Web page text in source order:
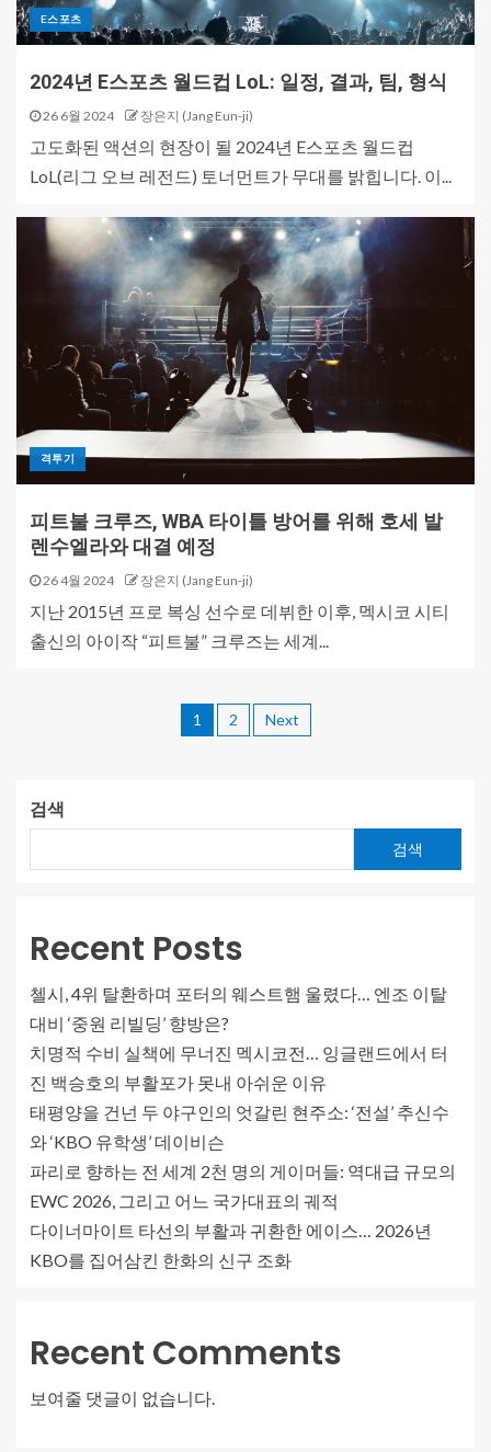
E스포츠
2024년 E스포츠 월드컵 LoL: 일정, 결과, 팀, 형식
26 6월 2024 장은지 (Jang Eun-ji)
고도화된 액션의 현장이 될 2024년 E스포츠 월드컵
LoL(리그 오브 레전드) 토너먼트가 무대를 밝힙니다. 이...
격투기
피트불 크루즈, WBA 타이틀 방어를 위해 호세 발
렌수엘라와 대결 예정
26 4월 2024 장은지 (Jang Eun-ji)
지난 2015년 프로 복싱 선수로 데뷔한 이후, 멕시코 시티
출신의 아이작 “피트불” 크루즈는 세계...
1 2 Next
검색
검색
Recent Posts
첼시, 4위 탈환하며 포터의 웨스트햄 울렸다… 엔조 이탈
대비 ‘중원 리빌딩’ 향방은?
치명적 수비 실책에 무너진 멕시코전… 잉글랜드에서 터
진 백승호의 부활포가 못내 아쉬운 이유
태평양을 건넌 두 야구인의 엇갈린 현주소: ‘전설’ 추신수
와 ‘KBO 유학생’ 데이비슨
파리로 향하는 전 세계 2천 명의 게이머들: 역대급 규모의
EWC 2026, 그리고 어느 국가대표의 궤적
다이너마이트 타선의 부활과 귀환한 에이스… 2026년
KBO를 집어삼킨 한화의 신구 조화
Recent Comments
보여줄 댓글이 없습니다.